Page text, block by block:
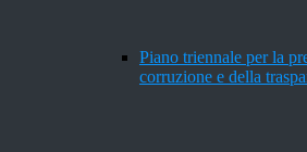
Piano triennale per la
corruzione e della